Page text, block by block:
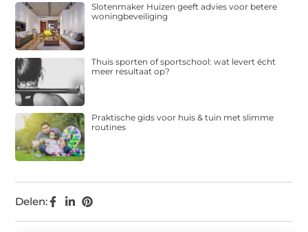
Delen:
Slotenmaker Huizen geeft advies voor betere
woningbeveiliging
Thuis sporten of sportschool: wat levert écht
meer resultaat op?
Praktische gids voor huis & tuin met slimme
routines